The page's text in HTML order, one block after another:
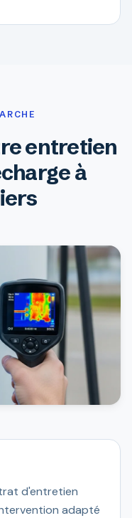
entretien
à
d'entretien
adapté